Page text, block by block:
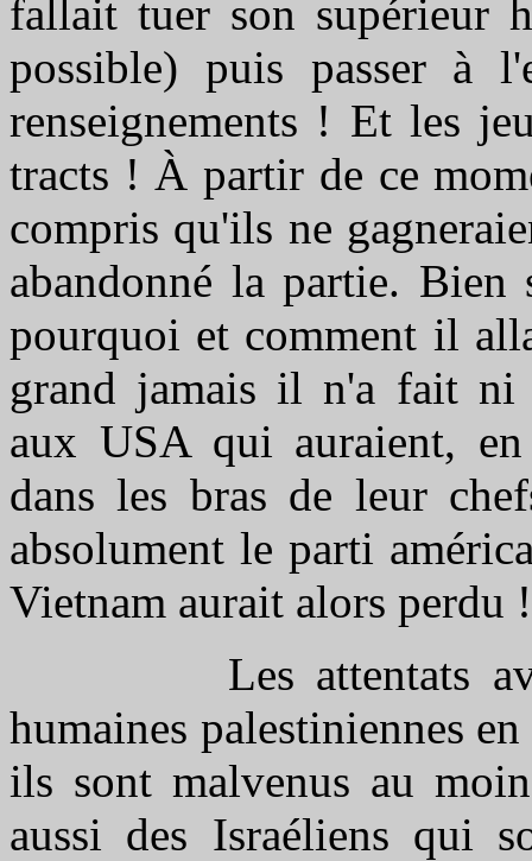
fallait tuer son supérieur
possible) puis passer à
renseignements ! Et les
tracts ! À partir de ce
compris qu'ils ne
abandonné la partie.
pourquoi et comment il
grand jamais il n'a fait ni
aux USA qui auraient,
dans les bras de leur
absolument le parti
Vietnam aurait alors perdu
Les attentats
humaines palestiniennes
ils sont malvenus au
aussi des Israéliens qui